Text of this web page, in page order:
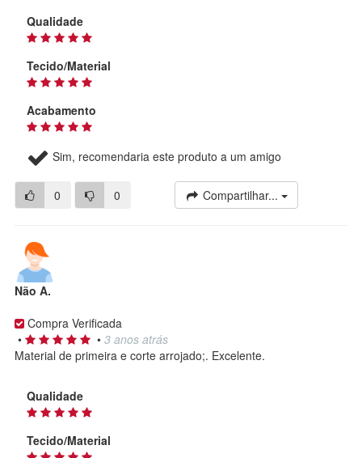
Qualidade
Tecido/Material
Acabamento
Sim, recomendaria este produto a um amigo
0 0 Compartilhar...
Não A.
Compra Verificada
•
• 3 anos atrás
Material de primeira e corte arrojado;. Excelente.
Qualidade
Tecido/Material